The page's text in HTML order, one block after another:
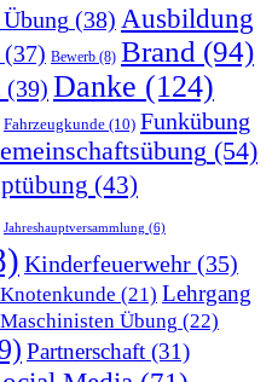
(38) Ausbildung
(37) Bewerb (8) Brand (94)
(39) Danke (124)
Fahrzeugkunde (10) Funkübung
(54)
(43)
Jahreshauptversammlung (6)
Kinderfeuerwehr (35)
Knotenkunde (21) Lehrgang
Maschinisten Übung (22)
Partnerschaft (31)